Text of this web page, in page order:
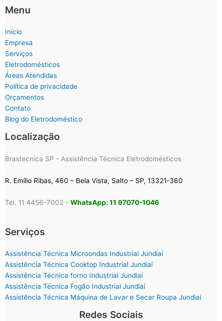
Menu
Início
Empresa
Serviços
Eletrodomésticos
Áreas Atendidas
Política de privacidade
Orçamentos
Contato
Blog do Eletrodoméstico
Localização
Brastecnica SP - Assistência Técnica Eletrodomésticos
R. Emílio Ribas, 460 – Bela Vista, Salto – SP, 13321-360
Tel. 11 4456-7002 - WhatsApp: 11 97070-1046
Serviços
Assistência Técnica Microondas Industrial Jundiaí
Assistência Técnica Cooktop Industrial Jundiaí
Assistência Técnica forno Industrial Jundiaí
Assistência Técnica Fogão Industrial Jundiaí
Assistência Técnica Máquina de Lavar e Secar Roupa Jundiaí
Redes Sociais